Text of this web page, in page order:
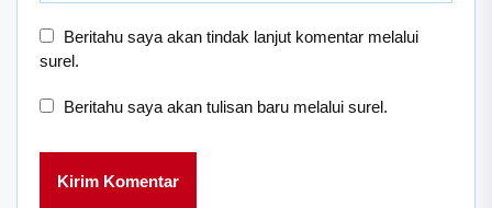
Beritahu saya akan tindak lanjut komentar melalui
surel.
Beritahu saya akan tulisan baru melalui surel.